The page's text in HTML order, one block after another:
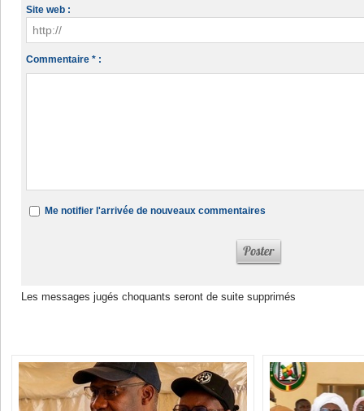
Site web :
Commentaire * :
Me notifier l'arrivée de nouveaux commentaires
Les messages jugés choquants seront de suite supprimés